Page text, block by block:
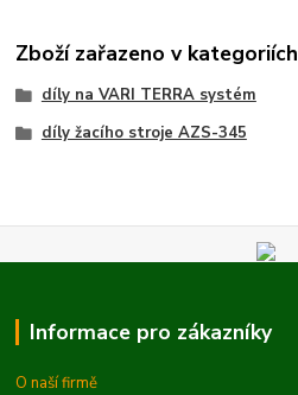
Zboží zařazeno v kategoriích
díly na VARI TERRA systém
díly žacího stroje AZS-345
Informace pro zákazníky
O naší firmě